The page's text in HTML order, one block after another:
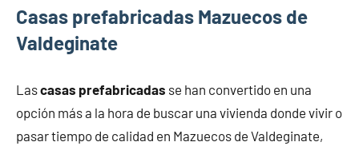
Casas prefabricadas Mazuecos de
Valdeginate
Lascasas prefabricadas se han convertido en una
opción más a la hora de buscar una vivienda donde vivir o
pasar tiempo de calidad en Mazuecos de Valdeginate,